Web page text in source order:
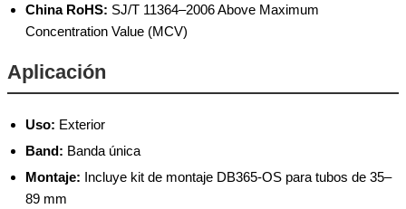
China RoHS: SJ/T 11364–2006 Above Maximum
Concentration Value (MCV)
Aplicación
Uso: Exterior
Band: Banda única
Montaje: Incluye kit de montaje DB365-OS para tubos de 35–
89 mm